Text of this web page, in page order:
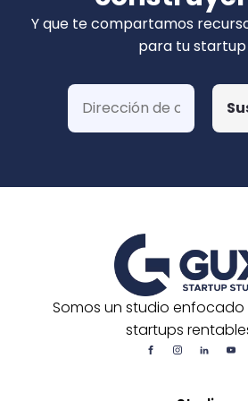
privados). Hemos ganado
de Corfo y 3 Startups Chile,
postulaciones o convocatorias.
Y que te compartamos
para tu
Somos un studio enfocado
startups